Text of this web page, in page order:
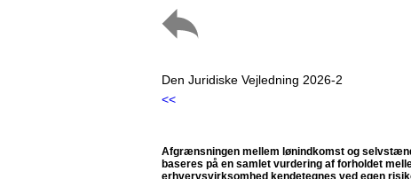
Den Juridiske Vejledning 2026-2
<<
Afgrænsningen mellem lønindkomst og
baseres på en samlet vurdering af forholdet
erhvervsvirksomhed kendetegnes ved egen